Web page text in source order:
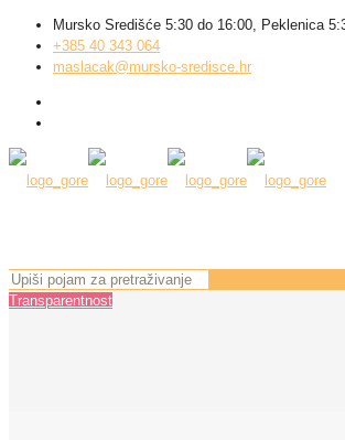
Mursko Središće 5:30 do 16:00, Peklenica
+385 40 343 064
maslacak@mursko-sredisce.hr
Transparentnost